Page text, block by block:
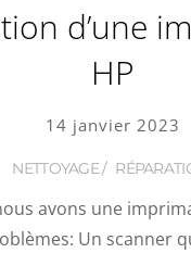
d’une
HP
14 janvier 2023
NETTOYAGE/
avons une
Un scanner